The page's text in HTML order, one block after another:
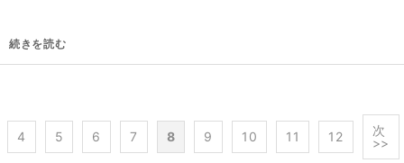
続きを読む
4 5 6 7 8 9 10 11 12
次
>>